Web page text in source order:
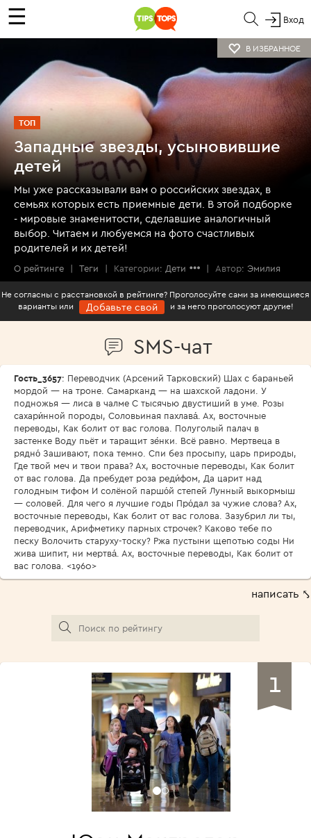
☰ Вход
В ИЗБРАННОЕ
ТОП
Западные звезды, усыновившие
детей
Мы уже рассказывали вам о российских звездах, в
семьях которых есть приемные дети. В этой подборке
- мировые знаменитости, сделавшие аналогичный
выбор. Читаем и любуемся на фото счастливых
родителей и их детей!
О рейтинге | Теги | Категории: Дети | Автор: Эмилия
Не согласны с расстановкой в рейтинге? Проголосуйте сами за имеющиеся
варианты или
Добавьте свой и за него проголосуют другие!
SMS-чат
Гость_3657: Переводчик (Арсений Тарковский) Шах с бараньей
мордой — на троне. Самарканд — на шахской ладони. У
подножья — лиса в чалме С тысячью двустиший в уме. Розы
сахари́нной породы, Соловьиная пахлава́. Ах, восточные
переводы, Как болит от вас голова. Полуголый палач в
застенке Воду пьёт и таращит зе́нки. Всё равно. Мертвеца в
рядно́ Зашивают, пока темно. Спи без просыпу, царь природы,
Где твой меч и твои права? Ах, восточные переводы, Как болит
от вас голова. Да пребудет роза реди́фом, Да царит над
голодным тифом И солёной паршо́й степей Лунный выкормыш
— соловей. Для чего я лучшие годы Про́дал за чужие слова? Ах,
восточные переводы, Как болит от вас голова. Зазубрил ли ты,
переводчик, Арифметику парных строчек? Каково тебе по
песку Волочить старуху-тоску? Ржа пустыни щепотью соды Ни
жива шипит, ни мертва́. Ах, восточные переводы, Как болит от
вас голова. <1960>
написать ⤣
1